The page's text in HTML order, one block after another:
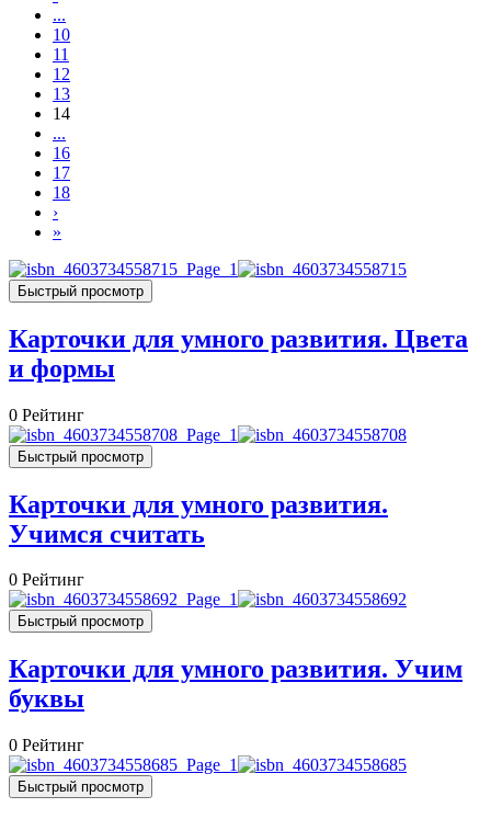
...
10
11
12
13
14
...
16
17
18
›
»
Быстрый просмотр
Карточки для умного развития. Цвета
и формы
0 Рейтинг
Быстрый просмотр
Карточки для умного развития.
Учимся считать
0 Рейтинг
Быстрый просмотр
Карточки для умного развития. Учим
буквы
0 Рейтинг
Быстрый просмотр